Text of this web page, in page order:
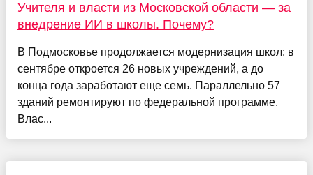
Учителя и власти из Московской области — за
внедрение ИИ в школы. Почему?
В Подмосковье продолжается модернизация школ: в
сентябре откроется 26 новых учреждений, а до
конца года заработают еще семь. Параллельно 57
зданий ремонтируют по федеральной программе.
Влас...